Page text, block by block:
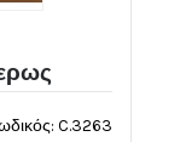
C.3263